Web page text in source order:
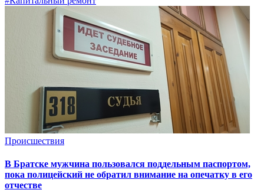
Происшествия
В Братске мужчина пользовался поддельным паспортом,
пока полицейский не обратил внимание на опечатку в его
отчестве